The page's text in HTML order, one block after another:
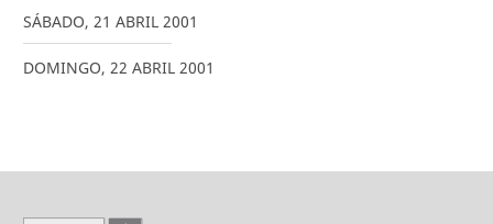
SÁBADO, 21 ABRIL 2001
DOMINGO, 22 ABRIL 2001